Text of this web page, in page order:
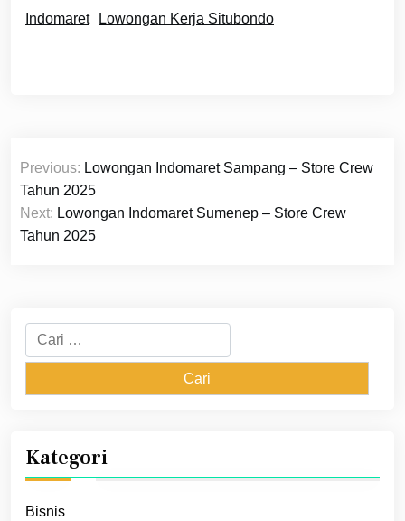
Indomaret Lowongan Kerja Situbondo
Navigasi
pos
Previous: Lowongan Indomaret Sampang – Store Crew
Tahun 2025
Next: Lowongan Indomaret Sumenep – Store Crew
Tahun 2025
Cari
untuk:
Kategori
Bisnis